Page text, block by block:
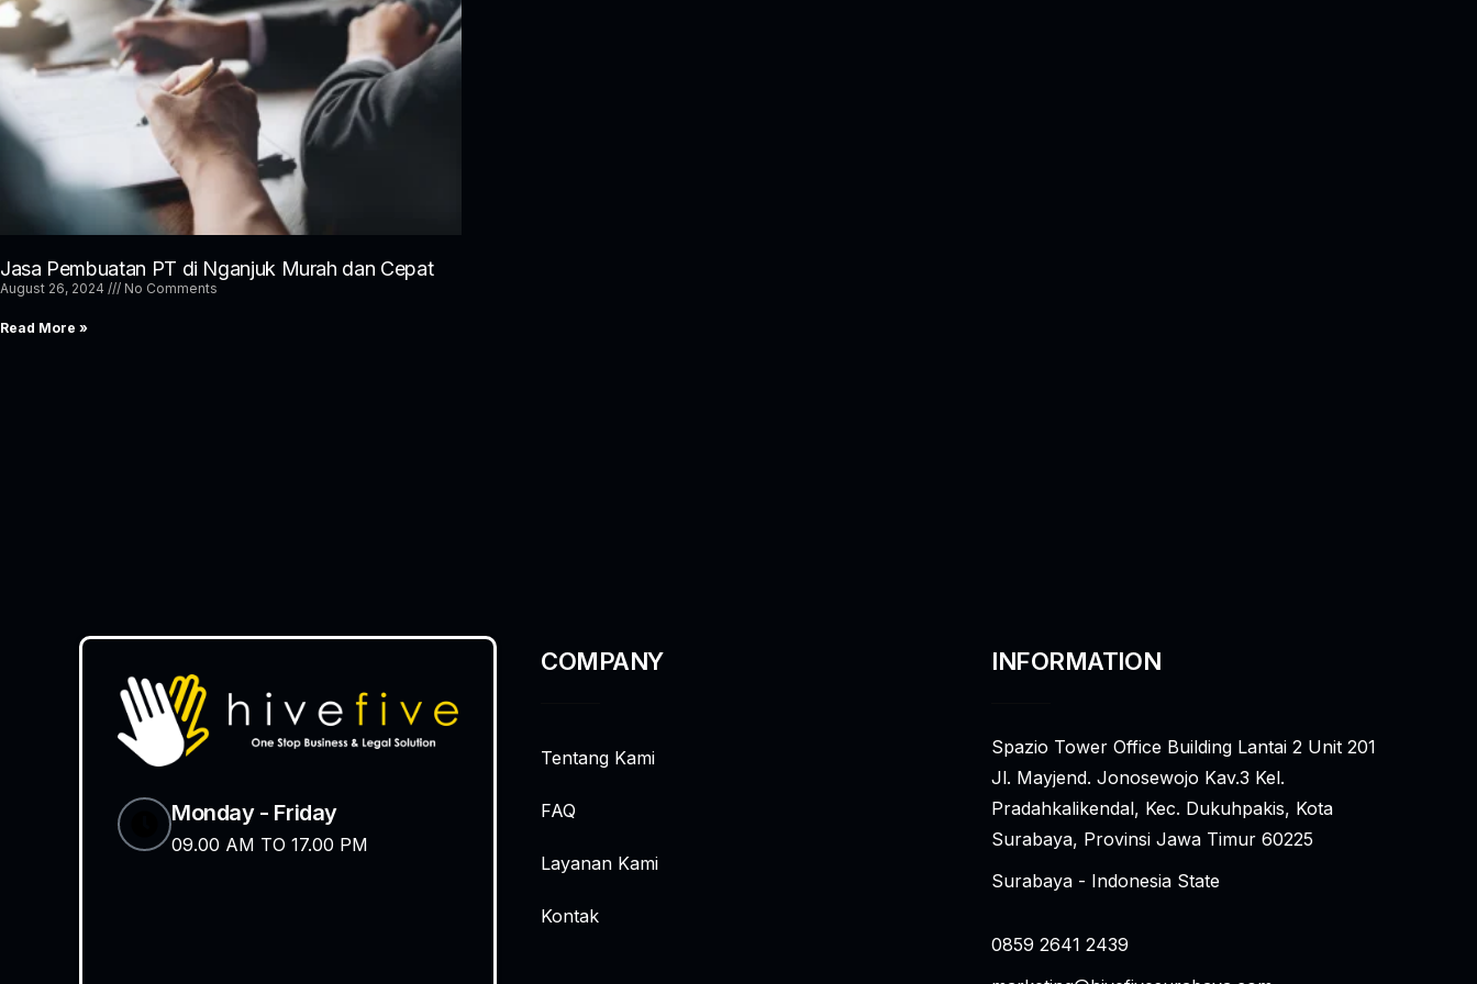
Jasa Pembuatan PT di Nganjuk Murah dan Cepat
August 26, 2024 No Comments
Read More »
Monday - Friday
09.00 AM TO 17.00 PM
COMPANY
Tentang Kami
FAQ
Layanan Kami
Kontak
INFORMATION
Spazio Tower Office Building Lantai 2 Unit 201
Jl. Mayjend. Jonosewojo Kav.3 Kel.
Pradahkalikendal, Kec. Dukuhpakis, Kota
Surabaya, Provinsi Jawa Timur 60225
Surabaya - Indonesia State
0859 2641 2439